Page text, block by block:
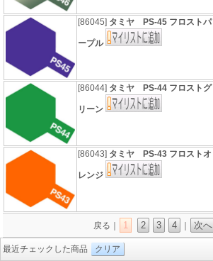
[86045] タミヤ PS-45 フロストパ
ープル
[86044] タミヤ PS-44 フロストグ
リーン
[86043] タミヤ PS-43 フロストオ
レンジ
戻る｜ 1 2 3 4 次へ
最近チェックした商品 クリア